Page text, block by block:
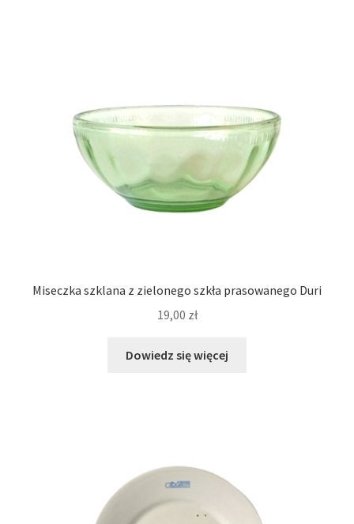
Miseczka szklana z zielonego szkła prasowanego Duri
19,00 zł
Dowiedz się więcej